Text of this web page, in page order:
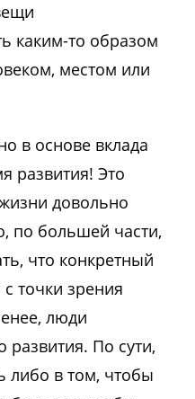
каким-то образом
местом или
в основе вклада
развития! Это
довольно
по большей части,
что конкретный
точки зрения
люди
По сути,
либо в том, чтобы